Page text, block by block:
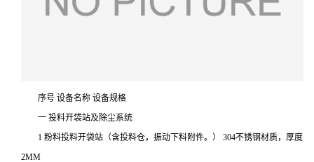
序号 设备名称 设备规格
一 投料开袋站及除尘系统
1 粉料投料开袋站（含投料仓，振动下料附件。） 304不锈钢材质，厚度
2MM